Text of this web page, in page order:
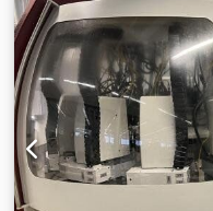
Максимальний тиск:
Продуктивність: 4,95 м³/
л/с, 174,8 cfm, 4,95 м³/хв
Обертів двигуна: 8600
702 кг Живлення: 400 В,
ISO-клас: 8573-1 Class
Graphic Комплектація:
в Бельгії За